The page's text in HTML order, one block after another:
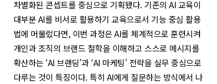
차별화된 콘셉트를 중심으로 기획됐다. 기존의 AI 교육이
대부분 AI를 비서로 활용하기 교육으로서 기능 중심 활용
법에 머물렀다면, 이번 과정은 AI를 체계적으로 훈련시켜
개인과 조직의 브랜드 철학을 이해하고 스스로 메시지를
확산하는 ‘AI 브랜딩’과 ‘AI 마케팅’ 전략을 실무 중심으로
다루는 것이 특징이다. 특히 AI에게 질문하는 방식에서 나